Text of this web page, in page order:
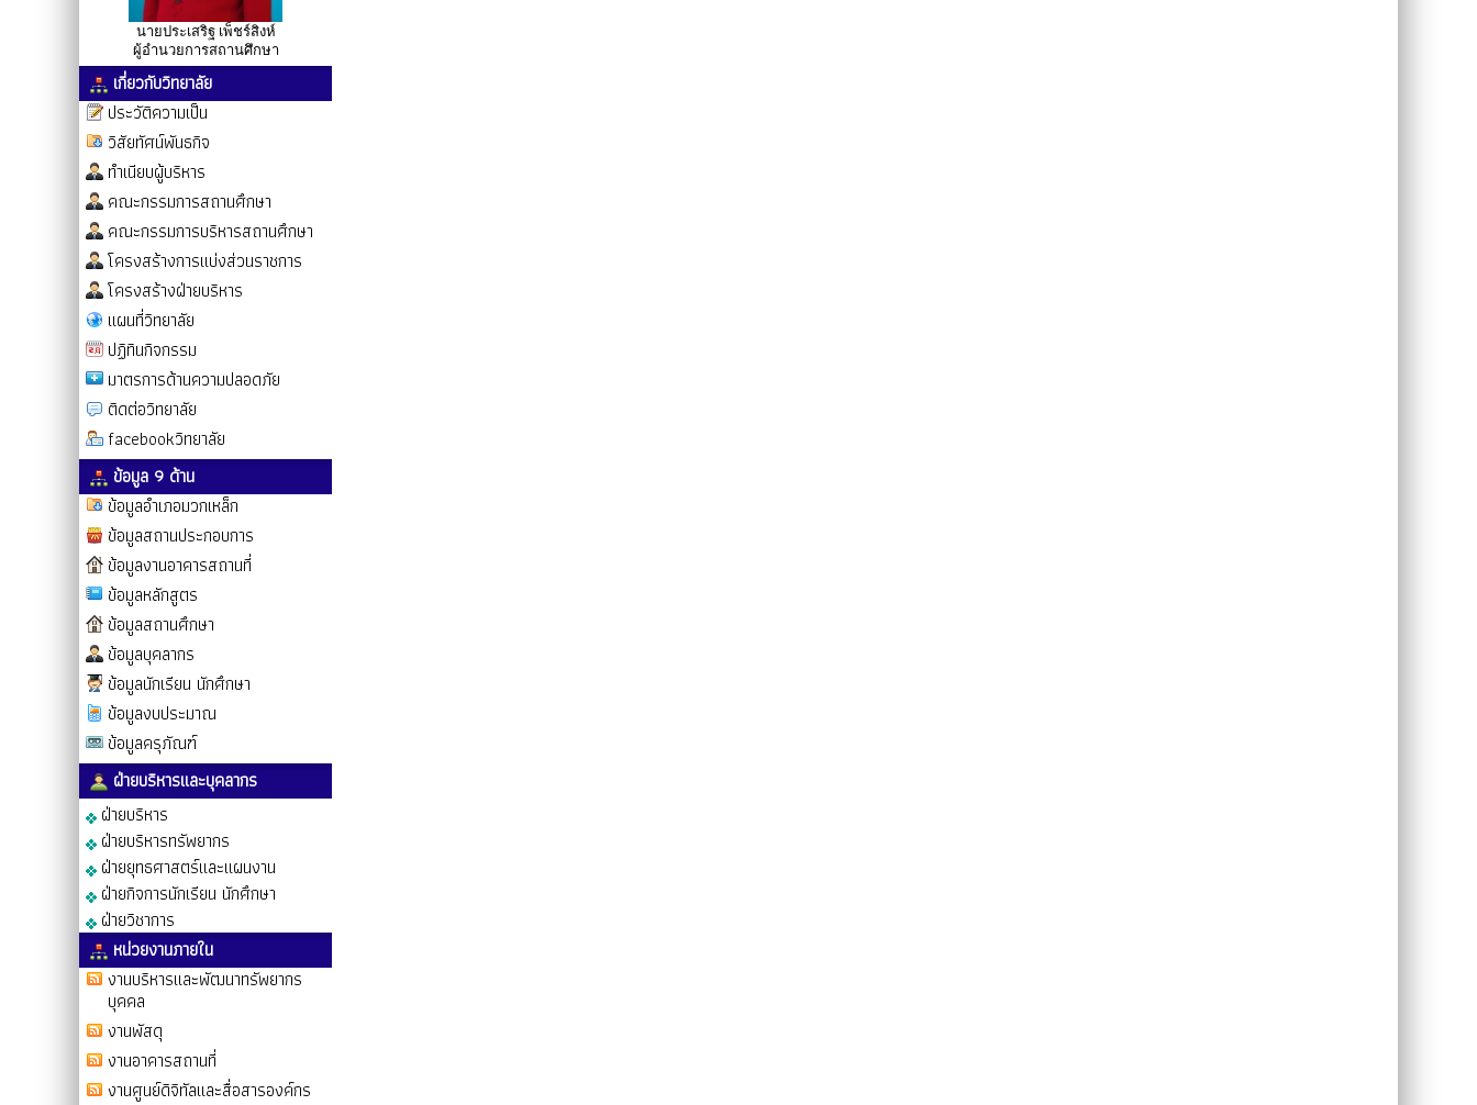
นายประเสริฐ เพ็ชร์สิงห์
ผู้อำนวยการสถานศึกษา
เกี่ยวกับวิทยาลัย
ประวัติความเป็น
วิสัยทัศน์พันธกิจ
ทำเนียบผู้บริหาร
คณะกรรมการสถานศึกษา
คณะกรรมการบริหารสถานศึกษา
โครงสร้างการแบ่งส่วนราชการ
โครงสร้างฝ่ายบริหาร
แผนที่วิทยาลัย
ปฏิทินกิจกรรม
มาตรการด้านความปลอดภัย
ติดต่อวิทยาลัย
facebookวิทยาลัย
ข้อมูล 9 ด้าน
ข้อมูลอำเภอมวกเหล็ก
ข้อมูลสถานประกอบการ
ข้อมูลงานอาคารสถานที่
ข้อมูลหลักสูตร
ข้อมูลสถานศึกษา
ข้อมูลบุคลากร
ข้อมูลนักเรียน นักศึกษา
ข้อมูลงบประมาณ
ข้อมูลครุภัณฑ์
ฝ่ายบริหารและบุคลากร
ฝ่ายบริหาร
ฝ่ายบริหารทรัพยากร
ฝ่ายยุทธศาสตร์และแผนงาน
ฝ่ายกิจการนักเรียน นักศึกษา
ฝ่ายวิชาการ
หน่วยงานภายใน
งานบริหารและพัฒนาทรัพยากร
บุคคล
งานพัสดุ
งานอาคารสถานที่
งานศูนย์ดิจิทัลและสื่อสารองค์กร